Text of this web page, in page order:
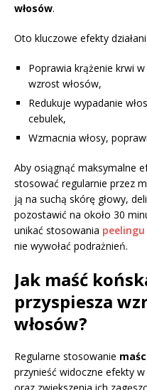
włosów.
Oto kluczowe efekty
Poprawia krążenie krwi
wzrost włosów,
Redukuje wypadanie
cebulek,
Wzmacnia włosy,
Aby osiągnąć maksymalne
stosować regularnie przez
ją na suchą skórę głowy,
pozostawić na około 30
unikać stosowania peelingu
nie wywołać podrażnień.
Jak maść
przyspiesza
włosów?
Regularne stosowanie
przynieść widoczne efekty